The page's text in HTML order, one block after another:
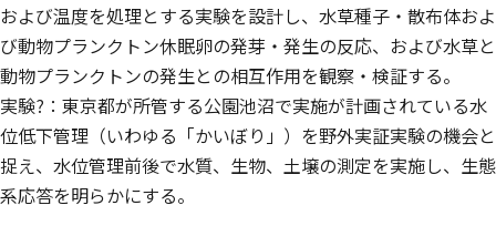
および温度を処理とする実験を設計し、水草種子・散布体およ
び動物プランクトン休眠卵の発芽・発生の反応、および水草と
動物プランクトンの発生との相互作用を観察・検証する。
実験?：東京都が所管する公園池沼で実施が計画されている水
位低下管理（いわゆる「かいぼり」）を野外実証実験の機会と
捉え、水位管理前後で水質、生物、土壌の測定を実施し、生態
系応答を明らかにする。